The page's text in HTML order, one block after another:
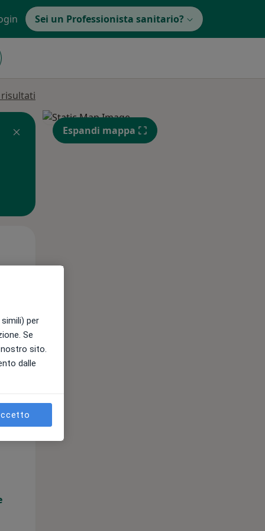
Sei un Professionista sanitario?
Lun,
Espandi mappa
per
Se
sito.
dalle